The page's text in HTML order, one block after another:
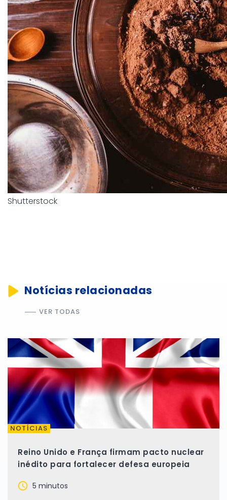
Shutterstock
Notícias relacionadas
VER TODAS
NOTÍCIAS
Reino Unido e França firmam pacto nuclear
inédito para fortalecer defesa europeia
5 minutos